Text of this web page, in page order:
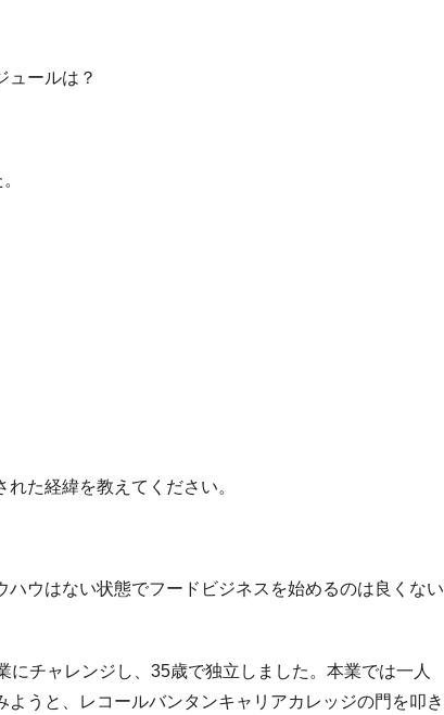
ールは？
経緯を教えてください。
ウはない状態でフードビジネスを始めるのは良くない
チャレンジし、35歳で独立しました。本業では一人
うと、レコールバンタンキャリアカレッジの門を叩き